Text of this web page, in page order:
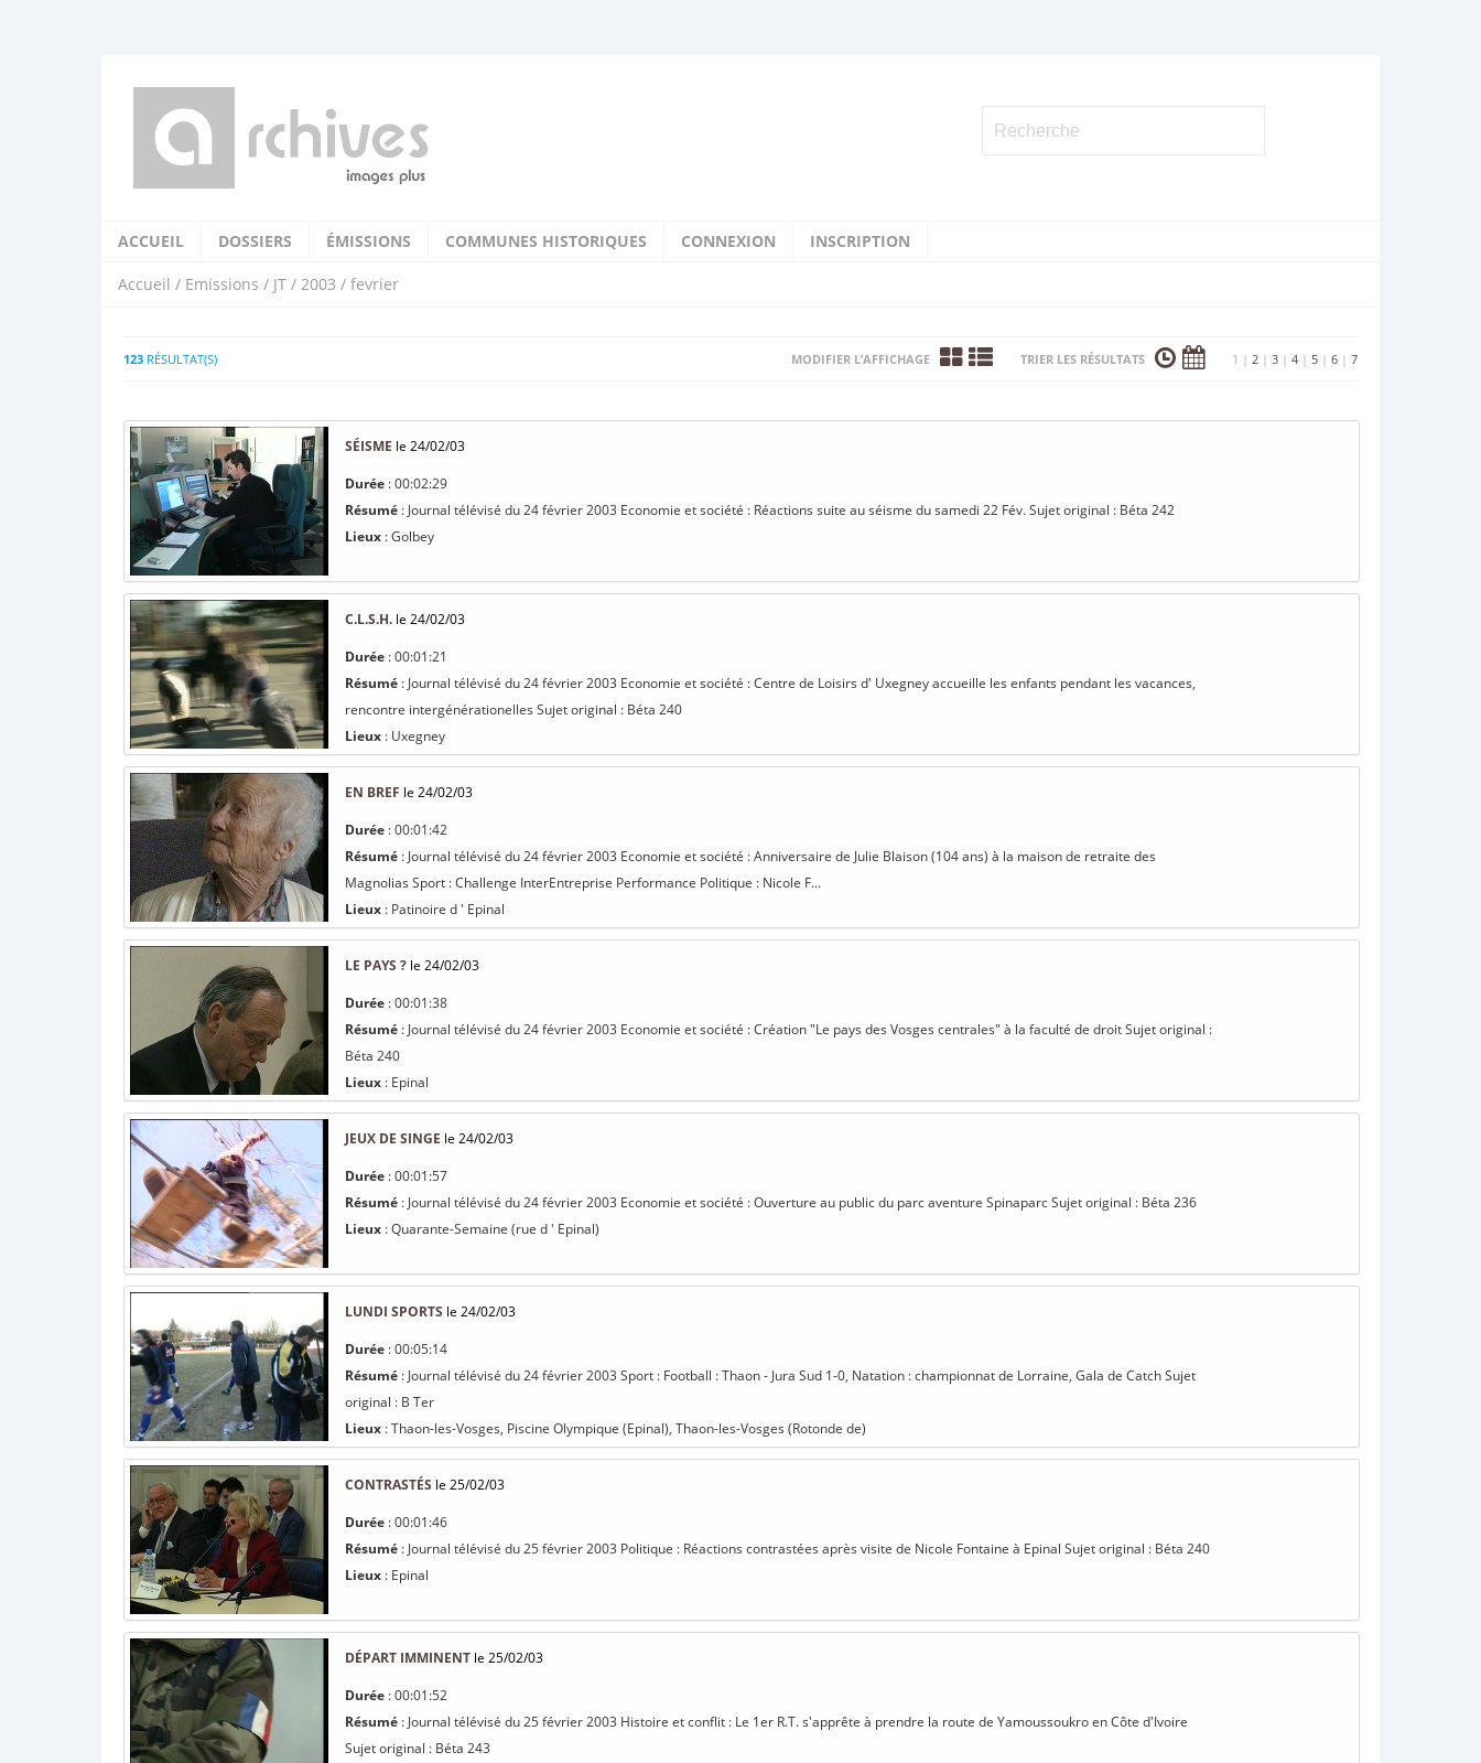
ACCUEIL DOSSIERS ÉMISSIONS COMMUNES HISTORIQUES CONNEXION INSCRIPTION
Accueil / Emissions / JT / 2003 / fevrier
123 RÉSULTAT(S) 1 | 2 | 3 | 4 | 5 | 6 | 7
TRIER LES RÉSULTATS
MODIFIER L’AFFICHAGE
SÉISME le 24/02/03
Durée : 00:02:29
Résumé : Journal télévisé du 24 février 2003 Economie et société : Réactions suite au séisme du samedi 22 Fév. Sujet original : Béta 242
Lieux : Golbey
C.L.S.H. le 24/02/03
Durée : 00:01:21
Résumé : Journal télévisé du 24 février 2003 Economie et société : Centre de Loisirs d' Uxegney accueille les enfants pendant les vacances,
rencontre intergénérationelles Sujet original : Béta 240
Lieux : Uxegney
EN BREF le 24/02/03
Durée : 00:01:42
Résumé : Journal télévisé du 24 février 2003 Economie et société : Anniversaire de Julie Blaison (104 ans) à la maison de retraite des
Magnolias Sport : Challenge InterEntreprise Performance Politique : Nicole F...
Lieux : Patinoire d ' Epinal
LE PAYS ? le 24/02/03
Durée : 00:01:38
Résumé : Journal télévisé du 24 février 2003 Economie et société : Création "Le pays des Vosges centrales" à la faculté de droit Sujet original :
Béta 240
Lieux : Epinal
JEUX DE SINGE le 24/02/03
Durée : 00:01:57
Résumé : Journal télévisé du 24 février 2003 Economie et société : Ouverture au public du parc aventure Spinaparc Sujet original : Béta 236
Lieux : Quarante-Semaine (rue d ' Epinal)
LUNDI SPORTS le 24/02/03
Durée : 00:05:14
Résumé : Journal télévisé du 24 février 2003 Sport : Football : Thaon - Jura Sud 1-0, Natation : championnat de Lorraine, Gala de Catch Sujet
original : B Ter
Lieux : Thaon-les-Vosges, Piscine Olympique (Epinal), Thaon-les-Vosges (Rotonde de)
CONTRASTÉS le 25/02/03
Durée : 00:01:46
Résumé : Journal télévisé du 25 février 2003 Politique : Réactions contrastées après visite de Nicole Fontaine à Epinal Sujet original : Béta 240
Lieux : Epinal
DÉPART IMMINENT le 25/02/03
Durée : 00:01:52
Résumé : Journal télévisé du 25 février 2003 Histoire et conflit : Le 1er R.T. s'apprête à prendre la route de Yamoussoukro en Côte d'Ivoire
Sujet original : Béta 243